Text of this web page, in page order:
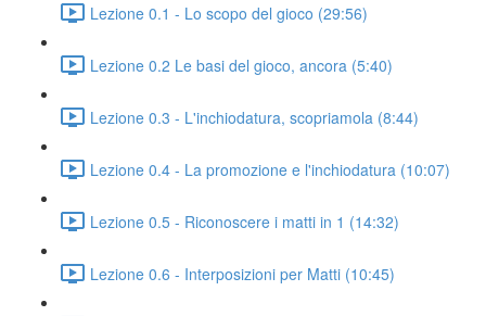
Lezione 0.1 - Lo scopo del gioco (29:56)
Lezione 0.2 Le basi del gioco, ancora (5:40)
Lezione 0.3 - L'inchiodatura, scopriamola (8:44)
Lezione 0.4 - La promozione e l'inchiodatura (10:07)
Lezione 0.5 - Riconoscere i matti in 1 (14:32)
Lezione 0.6 - Interposizioni per Matti (10:45)